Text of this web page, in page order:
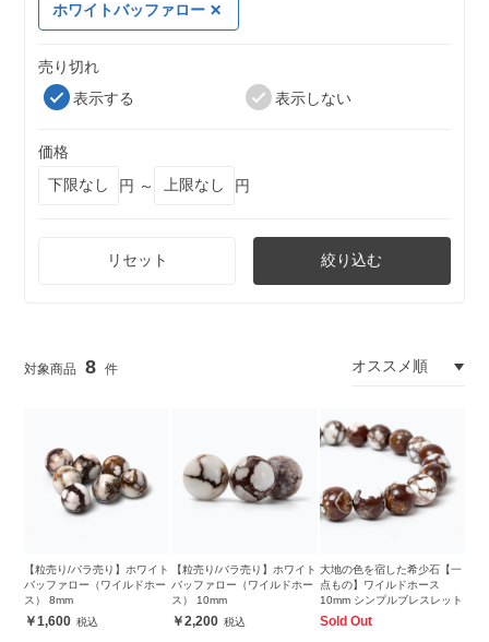
ホワイトバッファロー
売り切れ
表示する
表示しない
価格
円 ～
円
リセット 絞り込む
8
【粒売り/バラ売り】ホワイト
バッファロー（ワイルドホー
ス） 8mm
1,600
【粒売り/バラ売り】ホワイト
バッファロー（ワイルドホー
ス） 10mm
2,200
大地の色を宿した希少石【一
点もの】ワイルドホース
10mm シンプルブレスレット
Sold Out